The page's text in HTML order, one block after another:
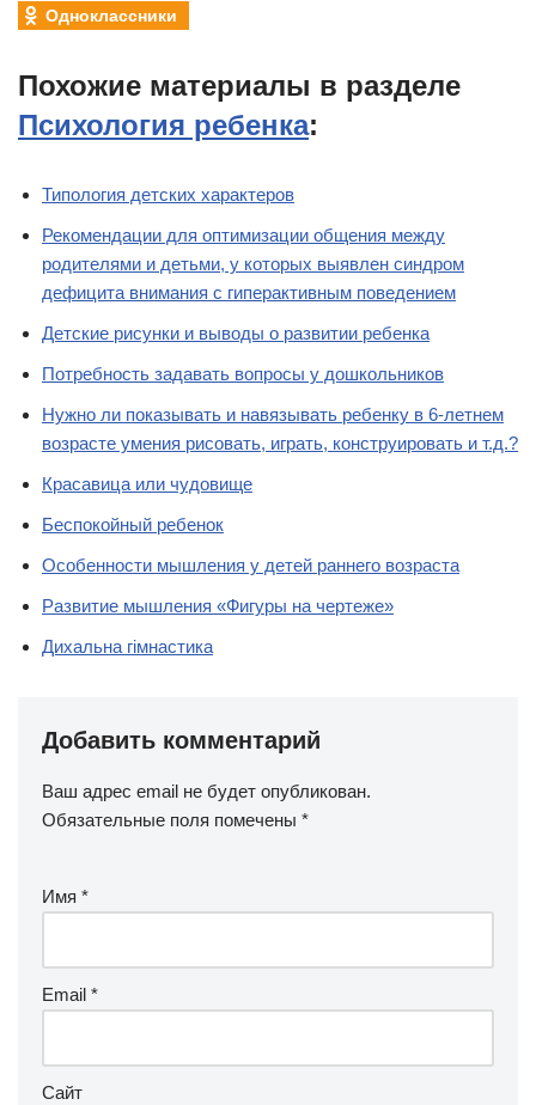
Одноклассники
Похожие материалы в разделе
Психология ребенка:
Типология детских характеров
Рекомендации для оптимизации общения между
родителями и детьми, у которых выявлен синдром
дефицита внимания с гиперактивным поведением
Детские рисунки и выводы о развитии ребенка
Потребность задавать вопросы у дошкольников
Нужно ли показывать и навязывать ребенку в 6-летнем
возрасте умения рисовать, играть, конструировать и т.д.?
Красавица или чудовище
Беспокойный ребенок
Особенности мышления у детей раннего возраста
Развитие мышления «Фигуры на чертеже»
Дихальна гімнастика
Добавить комментарий
Ваш адрес email не будет опубликован.
Обязательные поля помечены *
Имя *
Email *
Сайт